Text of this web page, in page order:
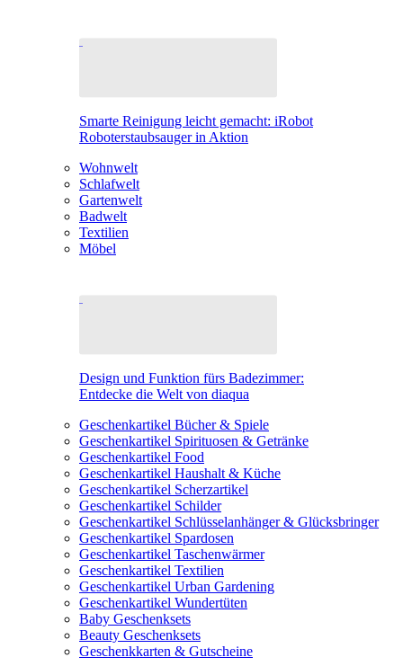
Smarte Reinigung leicht gemacht: iRobot
Roboterstaubsauger in Aktion
Wohnwelt
Schlafwelt
Gartenwelt
Badwelt
Textilien
Möbel
Design und Funktion fürs Badezimmer:
Entdecke die Welt von diaqua
Geschenkartikel Bücher & Spiele
Geschenkartikel Spirituosen & Getränke
Geschenkartikel Food
Geschenkartikel Haushalt & Küche
Geschenkartikel Scherzartikel
Geschenkartikel Schilder
Geschenkartikel Schlüsselanhänger & Glücksbringer
Geschenkartikel Spardosen
Geschenkartikel Taschenwärmer
Geschenkartikel Textilien
Geschenkartikel Urban Gardening
Geschenkartikel Wundertüten
Baby Geschenksets
Beauty Geschenksets
Geschenkkarten & Gutscheine